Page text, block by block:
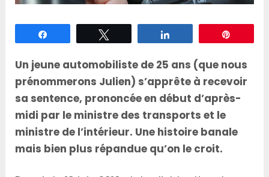
Un jeune automobiliste de 25 ans (que nous
prénommerons Julien) s’apprête à recevoir
sa sentence, prononcée en début d’après-
midi par le ministre des transports et le
ministre de l’intérieur. Une histoire banale
mais bien plus répandue qu’on le croit.